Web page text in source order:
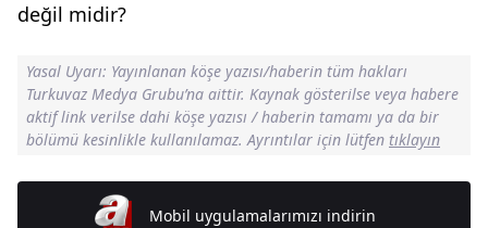
değil midir?
Yasal Uyarı: Yayınlanan köşe yazısı/haberin tüm hakları
Turkuvaz Medya Grubu’na aittir. Kaynak gösterilse veya habere
aktif link verilse dahi köşe yazısı / haberin tamamı ya da bir
bölümü kesinlikle kullanılamaz. Ayrıntılar için lütfen tıklayın
Mobil uygulamalarımızı indirin